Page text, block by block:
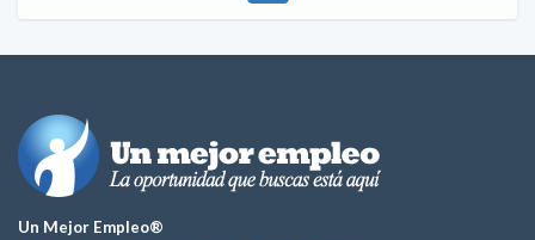
Un Mejor Empleo®